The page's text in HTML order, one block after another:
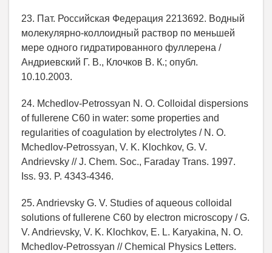
23. Пат. Российская Федерация 2213692. Водный
молекулярно-коллоидный раствор по меньшей
мере одного гидратированного фуллерена /
Андриевский Г. В., Клочков В. К.; опубл.
10.10.2003.
24. Mchedlov-Petrossyan N. O. Colloidal dispersions
of fullerene С60 in water: some properties and
regularities of coagulation by electrolytes / N. O.
Mchedlov-Petrossyan, V. K. Klochkov, G. V.
Andrievsky // J. Chem. Soc., Faraday Trans. 1997.
Iss. 93. P. 4343-4346.
25. Andrievsky G. V. Studies of aqueous colloidal
solutions of fullerene С60 by electron microscopy / G.
V. Andrievsky, V. K. Klochkov, E. L. Karyakina, N. O.
Mchedlov-Petrossyan // Chemical Physics Letters.